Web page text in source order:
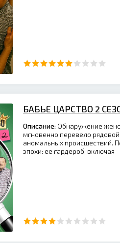
БАБЬЕ ЦАРСТВО 2
Описание: Обнаружение
мгновенно перевело
аномальных происшествий.
эпохи: ее гардероб, включая